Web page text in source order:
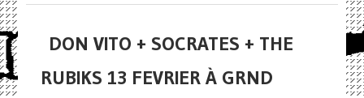
DON VITO + SOCRATES + THE
RUBIKS 13 FEVRIER À GRND